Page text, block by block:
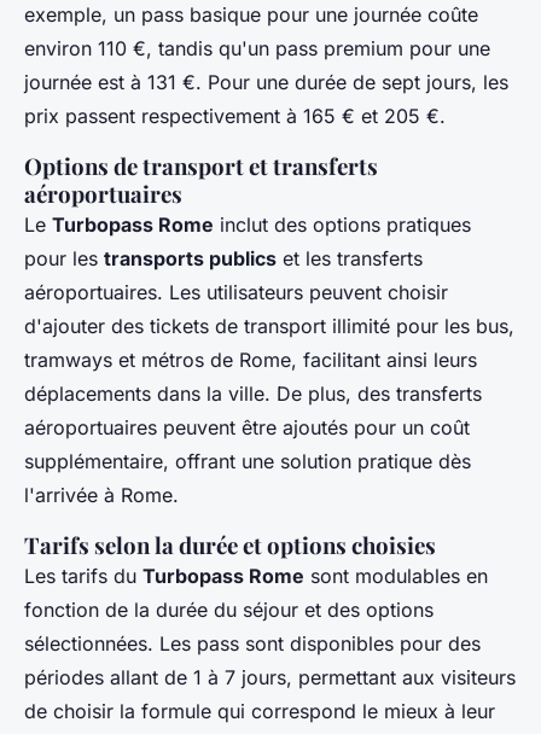
exemple, un pass basique pour une journée coûte
environ 110 €, tandis qu'un pass premium pour une
journée est à 131 €. Pour une durée de sept jours, les
prix passent respectivement à 165 € et 205 €.
Options de transport et transferts
aéroportuaires
Le Turbopass Rome inclut des options pratiques
pour les transports publics et les transferts
aéroportuaires. Les utilisateurs peuvent choisir
d'ajouter des tickets de transport illimité pour les bus,
tramways et métros de Rome, facilitant ainsi leurs
déplacements dans la ville. De plus, des transferts
aéroportuaires peuvent être ajoutés pour un coût
supplémentaire, offrant une solution pratique dès
l'arrivée à Rome.
Tarifs selon la durée et options choisies
Les tarifs du Turbopass Rome sont modulables en
fonction de la durée du séjour et des options
sélectionnées. Les pass sont disponibles pour des
périodes allant de 1 à 7 jours, permettant aux visiteurs
de choisir la formule qui correspond le mieux à leur